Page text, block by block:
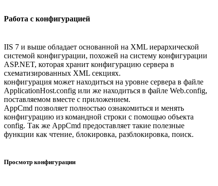
Работа с конфигурацией
IIS 7 и выше обладает основанной на XML иерархической
системой конфигурации, похожей на систему конфигурации
ASP.NET, которая хранит конфигурацию сервера в
схематизированных XML секциях.
конфигурация может находиться на уровне сервера в файле
ApplicationHost.config или же находиться в файле Web.config,
поставляемом вместе с приложением.
AppCmd позволяет полностью ознакомиться и менять
конфигурацию из командной строки с помощью объекта
config. Так же AppCmd предоставляет такие полезные
функции как чтение, блокировка, разблокировка, поиск.
Просмотр конфигурации